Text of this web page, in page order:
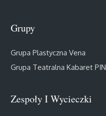
Grupy
Grupa Plastyczna Vena
Grupa Teatralna Kabaret PIN
Zespoły I Wycieczki